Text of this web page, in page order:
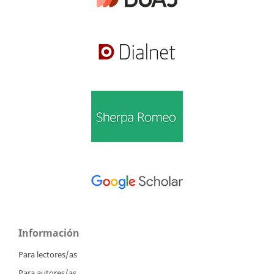
Información
Para lectores/as